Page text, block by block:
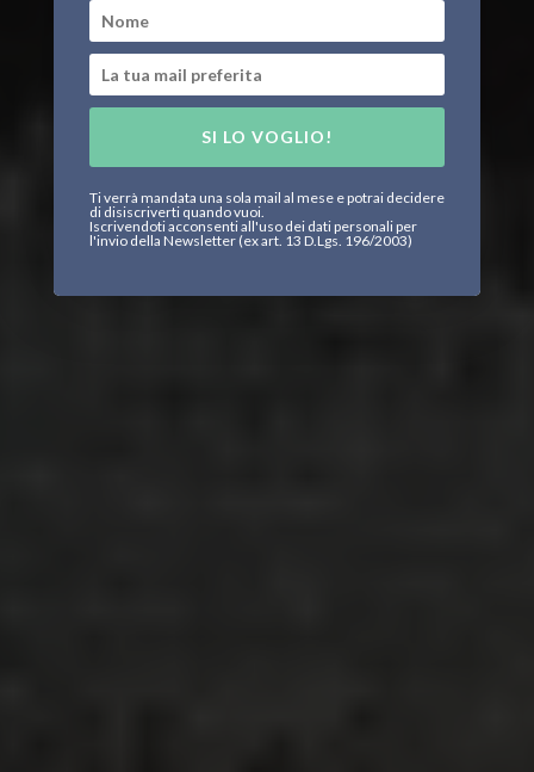
SI LO VOGLIO!
Ti verrà mandata una sola mail al mese e potrai decidere
di disiscriverti quando vuoi.
Iscrivendoti acconsenti all'uso dei dati personali per
l'invio della Newsletter (ex art. 13 D.Lgs. 196/2003)